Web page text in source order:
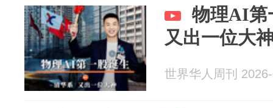
物理AI第
又出一位大
世界华人周刊